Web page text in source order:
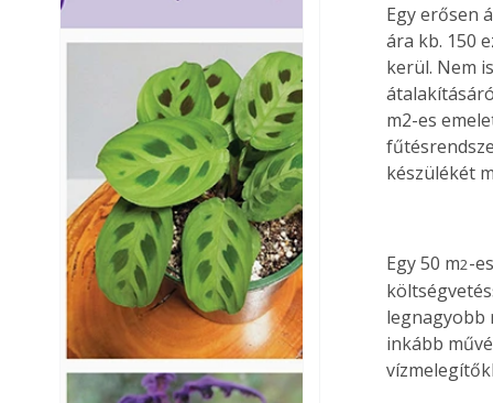
Egy erősen
ára kb. 150
kerül. Nem
m2-es
készülékét
Egy 50 m2-
legnagyobb
inkább